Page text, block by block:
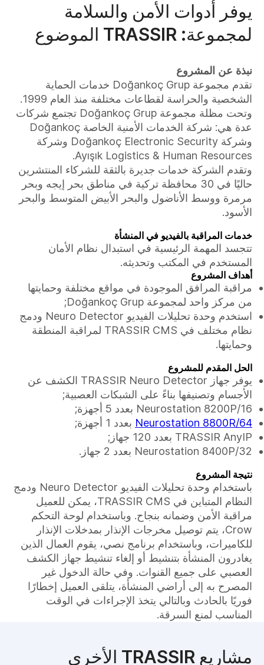
يوفر أدوات الأمن والسلامة
لمجموعة: TRASSIR الموضوع
نبذة عن المشروع
تقدم مجموعة Doğankoç Grup خدمات الحماية
الشخصية والحراسة لقطاعات مختلفة منذ العام 1999.
وتحت مظلة مجموعة Doğankoç Grup تجتمع شركات
عدة هي: شركة الخدمات الأمنية الخاصة Doğankoç
وشركة Doğankoç Electronic Security وشركة
Ayışık Logistics & Human Resources.
وتقدم الشركة خدمات جديرة بالثقة للشركاء المنتشرين
حاليًا في 30 محافظة تركية في مناطق بحر إيجه وبحر
مرمرة ووسط الأناضول والبحر الأبيض المتوسط والبحر
الأسود.
خدمات المراقبة بالفيديو في المنشأة
تتجسد المهمة الرئيسية في استبدال نظام الأمان
المستخدم في المكتب وتحديثه.
أهداف المشروع
مراقبة المرافق الموجودة في مواقع مختلفة وحمايتها
من مركز واحد لمجموعة Doğankoç Grup;
استخدم وحدة تحليلات الفيديو Neuro Detector ودمج
نظام مختلف في TRASSIR CMS لمراقبة المنطقة
وحمايتها.
الحل المقدم للمشروع
يوفر جهاز TRASSIR Neuro Detector الكشف عن
الأجسام وتصنيفها بناءً على الشبكات العصبية;
Neurostation 8200Р/16 بعدد 5 أجهزة;
Neurostation 8800R/64 بعدد 1 أجهزة;
TRASSIR AnyIP بعدد 120 جهاز;
Neurostation 8400Р/32 بعدد 2 جهاز.
نتيجة المشروع
باستخدام وحدة تحليلات الفيديو Neuro Detector ودمج
النظام المتباين في TRASSIR CMS، يمكن للعميل
مراقبة الأمن وضمانه بنجاح. وباستخدام لوحة التحكم
Crow، يتم توصيل مخرجات الإنذار بمدخلات الإنذار
للكاميرات، وباستخدام برنامج نصي، يقوم العمال الذين
يغادرون المنشأة بتنشيط أو إلغاء تنشيط جهاز الكشف
العصبي على جميع القنوات. وفي حالة الدخول غير
المصرح به إلى أراضي المنشأة، يتلقى العميل إخطارًا
فوريًا بالحادث وبالتالي يتخذ الإجراءات في الوقت
المناسب لمنع السرقة.
مشاريع TRASSIR الأخرى